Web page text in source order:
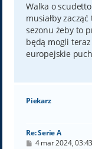
Walka o
musiałby
sezonu żeby to
będą mogli
europejskie
Piekarz
Re: Serie A
P4 mar 2024, 03:43